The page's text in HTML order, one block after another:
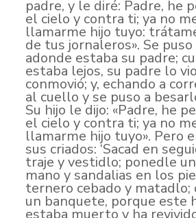
padre, y le diré: Padre, he
el cielo y contra ti; ya no
llamarme hijo tuyo:
de tus jornaleros». Se
adonde estaba su padre;
estaba lejos, su padre lo
conmovió; y, echando a
al cuello y se puso a
Su hijo le dijo: «Padre, he
el cielo y contra ti; ya no
llamarme hijo tuyo». Pero
sus criados: ‘Sacad en
traje y vestidlo; ponedle
mano y sandalias en los
ternero cebado y matadlo;
un banquete, porque este